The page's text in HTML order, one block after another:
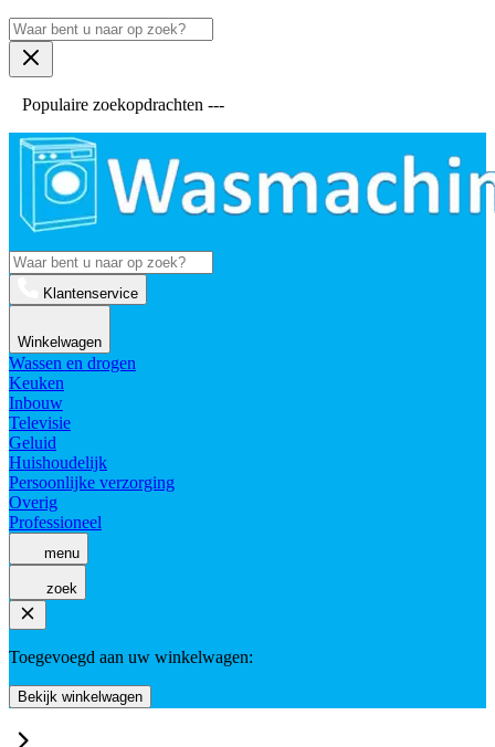
Populaire zoekopdrachten ---
Klantenservice
Winkelwagen
Wassen en drogen
Keuken
Inbouw
Televisie
Geluid
Huishoudelijk
Persoonlijke verzorging
Overig
Professioneel
menu
zoek
Toegevoegd aan uw winkelwagen:
Bekijk winkelwagen